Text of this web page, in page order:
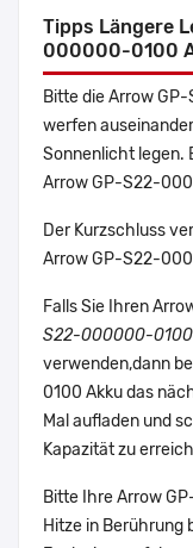
Tipps Längere
000000-0100
Bitte die Arrow
werfen
Sonnenlicht legen.
Arrow GP-S22-
Der Kurzschluss
Arrow GP-S22-
Falls Sie Ihren
S22-000000-0100
verwenden,dann
0100 Akku das
Mal aufladen und
Kapazität zu
Bitte Ihre Arrow
Hitze in Berührung